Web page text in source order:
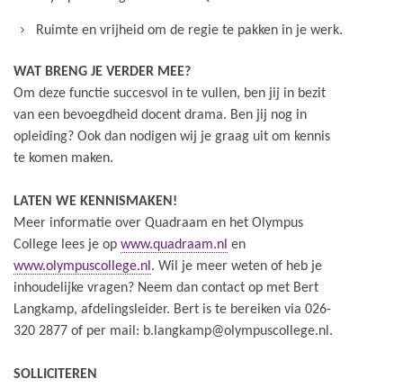
Ruimte en vrijheid om de regie te pakken in je werk.
WAT BRENG JE VERDER MEE?
Om deze functie succesvol in te vullen, ben jij in bezit
van een bevoegdheid docent drama. Ben jij nog in
opleiding? Ook dan nodigen wij je graag uit om kennis
te komen maken.
LATEN WE KENNISMAKEN!
Meer informatie over Quadraam en het Olympus
College lees je op www.quadraam.nl en
www.olympuscollege.nl . Wil je meer weten of heb je
inhoudelijke vragen? Neem dan contact op met Bert
Langkamp, afdelingsleider. Bert is te bereiken via 026-
320 2877 of per mail: b.langkamp@olympuscollege.nl.
SOLLICITEREN